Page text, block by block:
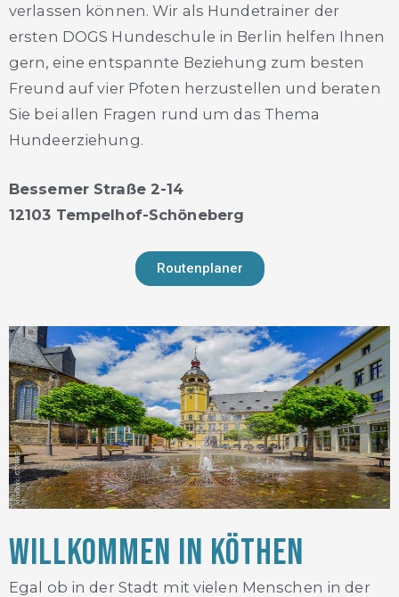
verlassen können. Wir als Hundetrainer der
ersten DOGS Hundeschule in Berlin helfen Ihnen
gern, eine entspannte Beziehung zum besten
Freund auf vier Pfoten herzustellen und beraten
Sie bei allen Fragen rund um das Thema
Hundeerziehung.
Bessemer Straße 2-14
12103 Tempelhof-Schöneberg
Routenplaner
Willkommen in Köthen
Egal ob in der Stadt mit vielen Menschen in der